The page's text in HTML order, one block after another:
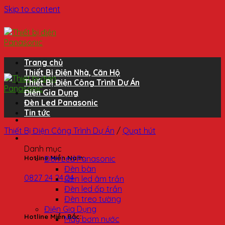
Skip to content
Hotline Miền Nam:
0827 24 24 24
Hotline Miền Bắc:
Trang chủ
Thiết Bị Điện Nhà, Căn Hộ
Thiết Bị Điện Công Trình Dự Án
Điện Gia Dụng
Đèn Led Panasonic
Tin tức
Thiết Bị Điện Công Trình Dự Án / Quạt hút
Danh mục
Đèn Led Panasonic
Đèn bàn
Đèn led âm trần
Đèn led ốp trần
Đèn treo tường
Điện Gia Dụng
Máy bơm nước